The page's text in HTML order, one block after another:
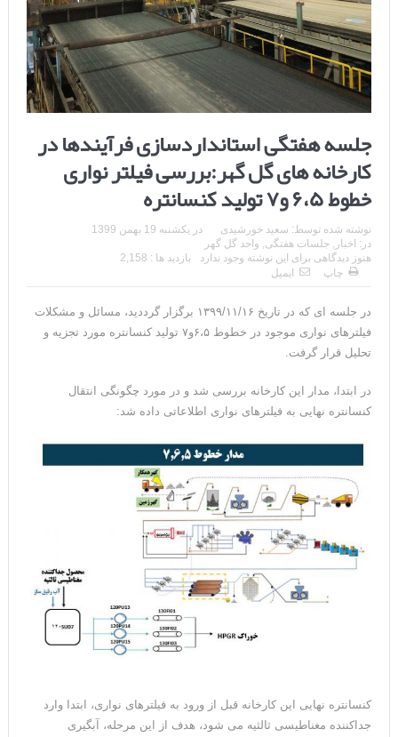
جلسه هفتگی استانداردسازی فرآیندها در
کارخانه های گل گهر:بررسی فیلتر نواری
خطوط ۶،۵ و۷ تولید کنسانتره
نوشته شده توسط: سعید خورشیدی در یکشنبه 19 بهمن 1399
در: اخبار جلسات هفتگی واحد گل گهر
هنوز دیدگاهی برای این نوشته وجود ندارد
بازدید ها : 2,158
چاپ
ایمیل
در جلسه ای که در تاریخ ۱۳۹۹/۱۱/۱۶ برگزار گرددید، مسائل و مشکلات
فیلترهای نواری موجود در خطوط ۶،۵و۷ تولید کنسانتره مورد تجزیه و
تحلیل قرار گرفت.
در ابتدا، مدار این کارخانه بررسی شد و در مورد چگونگی انتقال
کنسانتره نهایی به فیلترهای نواری اطلاعاتی داده شد:
کنسانتره نهایی این کارخانه قبل از ورود به فیلترهای نواری، ابتدا وارد
جداکننده مغناطیسی ثالثیه می شود، هدف از این مرحله، آبگیری